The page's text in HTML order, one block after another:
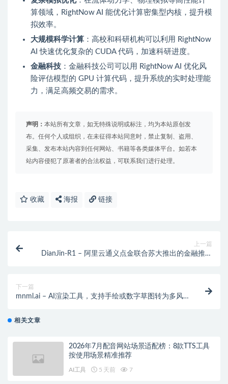
算领域，RightNow AI 能优化计算密集型内核，提升模
拟效率。
大规模科学计算 ：高校和科研机构可以利用 RightNow
AI 快速优化复杂的 CUDA 代码，加速科研进度。
金融科技 ：金融科技公司可以用 RightNow AI 优化风
险评估模型的 GPU 计算代码，提升系统的实时处理能
力，满足高频交易的需求。
声明： 本站所有文章，如无特殊说明或标注，均为本站原创发
布。任何个人或组织，在未征得本站同意时，禁止复制、盗用、
采集、发布本站内容到任何网站、书籍等各类媒体平台。如若本
站内容侵犯了原著者的合法权益，可联系我们进行处理。
收藏 海报 链接
上一篇
DianJin-R1 – 阿里云通义点金联合苏大推出的金融推理
下一篇
mnml.ai – AI渲染工具，支持手绘或数字草图转为多风
相关文章
2026年7月配音网站场景适配榜：8款TTS工具
按使用场景精准推荐
AI工具 5 天前 7